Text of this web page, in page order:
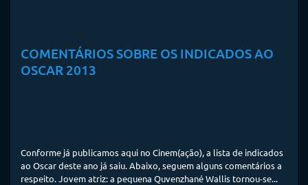
COMENTÁRIOS SOBRE OS INDICADOS AO
OSCAR 2013
Conforme já publicamos aqui no Cinem(ação), a lista de indicados
ao Oscar deste ano já saiu. Abaixo, seguem alguns comentários a
respeito. Jovem atriz: a pequena Quvenzhané Wallis tornou-se...